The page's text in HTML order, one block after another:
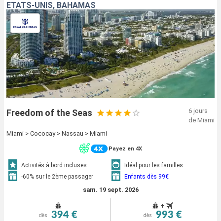
ÉTATS-UNIS, BAHAMAS
Freedom of the Seas
6 jours
de Miami
Miami > Cococay > Nassau > Miami
Payez en 4X
Activités à bord incluses
Idéal pour les familles
-60% sur le 2ème passager
Enfants dès 99€
sam. 19 sept. 2026
dès 394 €
+
dès 993 €